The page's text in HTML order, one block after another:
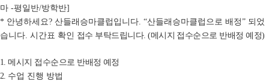
마 -평일반/방학반]
* 안녕하세요? 산들래승마클럽입니다. “산들래승마클럽으로 배정” 되었
습니다. 시간표 확인 접수 부탁드립니다. (메시지 접수순으로 반배정 예정)
1.메시지 접수순으로 반배정 예정
2. 수업 진행 방법